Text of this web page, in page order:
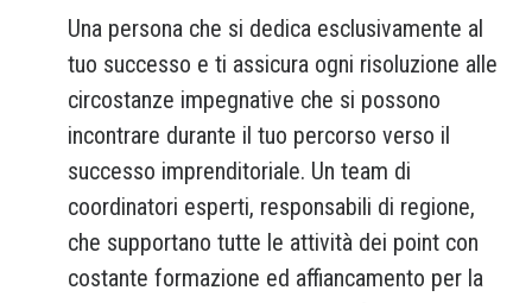
Una persona che si dedica esclusivamente al
tuo successo e ti assicura ogni risoluzione alle
circostanze impegnative che si possono
incontrare durante il tuo percorso verso il
successo imprenditoriale. Un team di
coordinatori esperti, responsabili di regione,
che supportano tutte le attività dei point con
costante formazione ed affiancamento per la